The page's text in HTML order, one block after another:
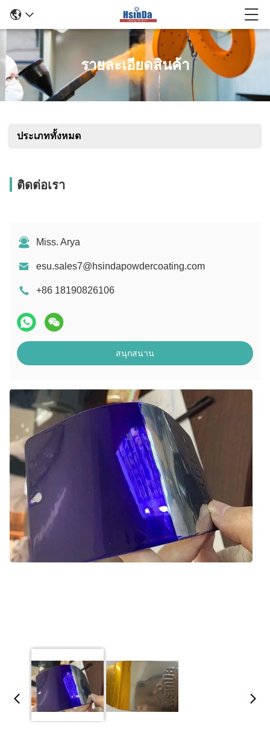
รายละเอียดสินค้า
ประเภททั้งหมด
ติดต่อเรา
Miss. Arya
esu.sales7@hsindapowdercoating.com
+86 18190826106
สนุกสนาน